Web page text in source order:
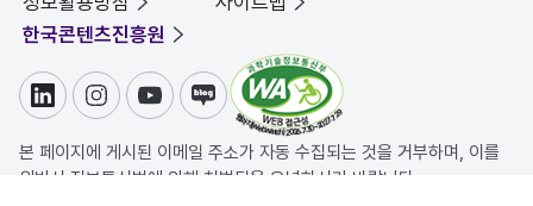
한국콘텐츠진흥원
링크드인인스타그램
유튜브블로그
본 페이지에 게시된 이메일 주소가 자동 수집되는 것을 거부하며, 이를
위반시 정보통신법에 의해 처벌됨을 유념하시기 바랍니다.